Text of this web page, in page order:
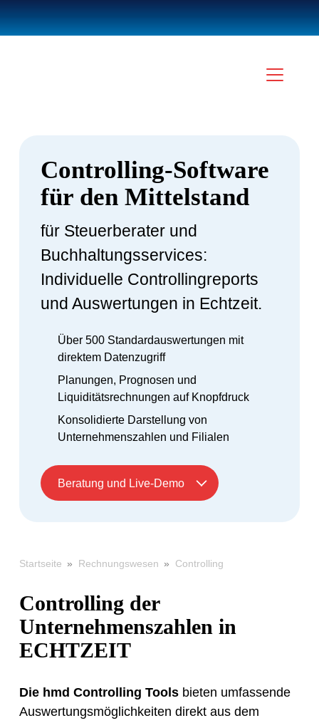
Controlling-Software
für den Mittelstand
für Steuerberater und
Buchhaltungsservices:
Individuelle Controllingreports
und Auswertungen in Echtzeit.
Über 500 Standardauswertungen mit
direktem Datenzugriff
Planungen, Prognosen und
Liquiditätsrechnungen auf Knopfdruck
Konsolidierte Darstellung von
Unternehmenszahlen und Filialen
Beratung und Live-Demo
Startseite » Rechnungswesen » Controlling
Controlling der
Unternehmenszahlen in
ECHTZEIT
Die hmd Controlling Tools bieten umfassende
Auswertungsmöglichkeiten direkt aus dem